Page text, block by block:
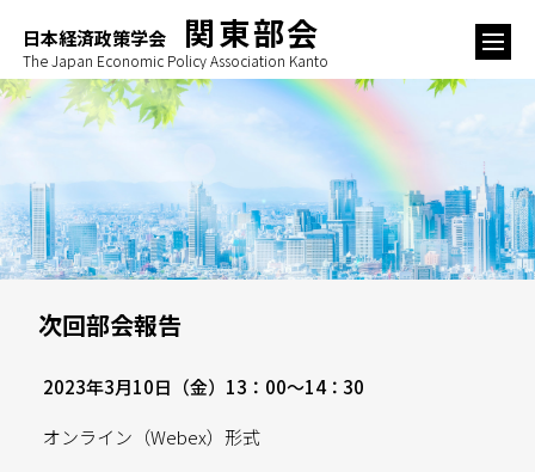
日本経済政策学会 関東部会
The Japan Economic Policy Association Kanto
次回部会報告
2023年3月10日（金）13：00〜14：30
オンライン（Webex）形式